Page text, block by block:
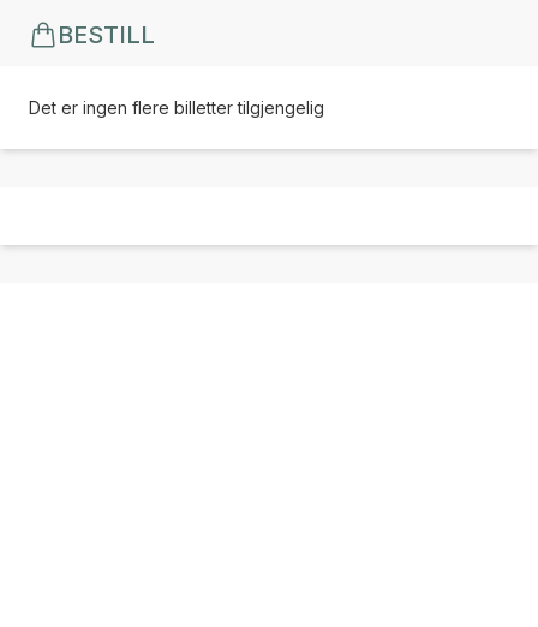
BESTILL
Det er ingen flere billetter tilgjengelig